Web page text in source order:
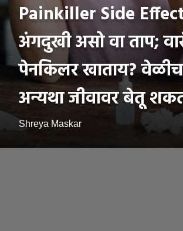
Painkiller Side
अंगदुखी असो वा ताप;
पेनकिलर खाताय?
अन्यथा जीवावर बेतू
Shreya Maskar